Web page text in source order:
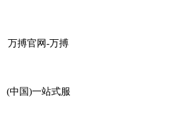
万搏官网-万搏
(中国)一站式服